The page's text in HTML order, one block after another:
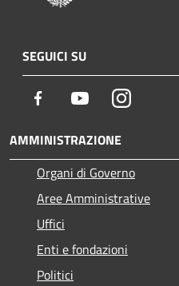
SEGUICI SU
Facebook YoutubeInstagram
AMMINISTRAZIONE
Organi di Governo
Aree Amministrative
Uffici
Enti e fondazioni
Politici